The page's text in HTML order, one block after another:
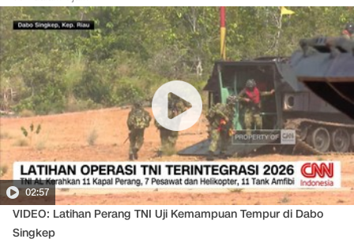
02:57
VIDEO: Latihan Perang TNI Uji Kemampuan Tempur di Dabo
Singkep